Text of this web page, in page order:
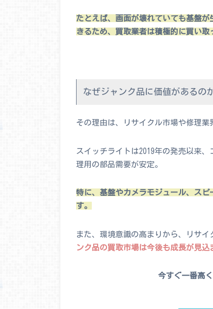
たとえば、画面が壊れていても基盤
きるため、買取業者は積極的に買い取
なぜジャンク品に価値があるの
その理由は、リサイクル市場や修理業
スイッチライトは2019年の発売以来
理用の部品需要が安定。
特に、基盤やカメラモジュール、ス
す。
また、環境意識の高まりから、リサイ
ンク品の買取市場は今後も成長が見込
今すぐ一番高